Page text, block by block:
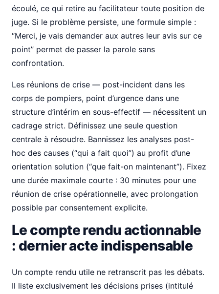
écoulé, ce qui retire au facilitateur toute position de
juge. Si le problème persiste, une formule simple :
“Merci, je vais demander aux autres leur avis sur ce
point” permet de passer la parole sans
confrontation.
Les réunions de crise — post-incident dans les
corps de pompiers, point d’urgence dans une
structure d’intérim en sous-effectif — nécessitent un
cadrage strict. Définissez une seule question
centrale à résoudre. Bannissez les analyses post-
hoc des causes (“qui a fait quoi”) au profit d’une
orientation solution (“que fait-on maintenant”). Fixez
une durée maximale courte : 30 minutes pour une
réunion de crise opérationnelle, avec prolongation
possible par consentement explicite.
Le compte rendu actionnable
: dernier acte indispensable
Un compte rendu utile ne retranscrit pas les débats.
Il liste exclusivement les décisions prises (intitulé